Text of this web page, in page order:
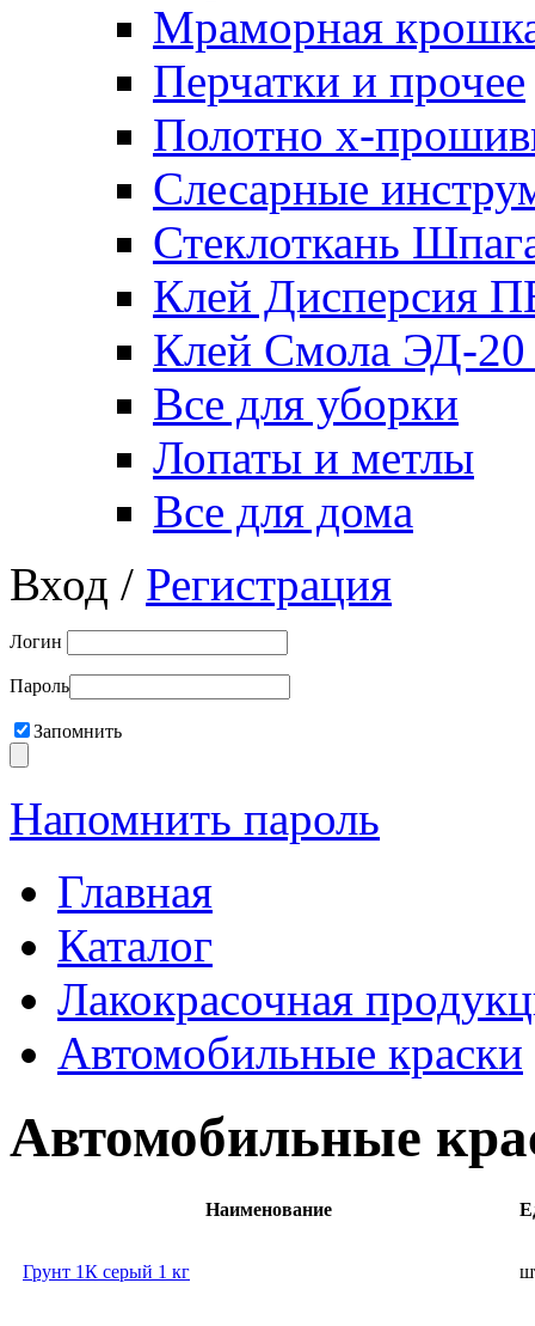
Мраморная
Перчатки и прочее
Полотно х-
Слесарные
Стеклоткань
Клей Дисперсия
Клей Смола ЭД-20
Все для уборки
Лопаты и метлы
Все для дома
Вход / Регистрация
Логин
Пароль
Запомнить
Напомнить пароль
Главная
Каталог
Лакокрасочная
Автомобильные краски
Автомобильные
Наименование
Грунт 1К серый 1 кг